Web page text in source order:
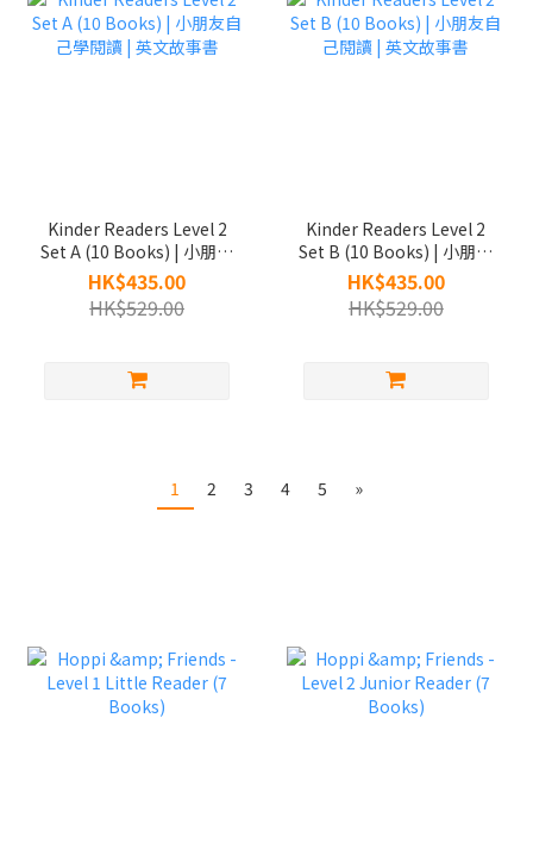
Kinder Readers Level 2
Set A (10 Books) | 小朋友
自己學閱讀 | 英文故事書
HK$435.00
HK$529.00
Kinder Readers Level 2
Set B (10 Books) | 小朋友
自己閱讀 | 英文故事書
HK$435.00
HK$529.00
1 2 3 4 5 »